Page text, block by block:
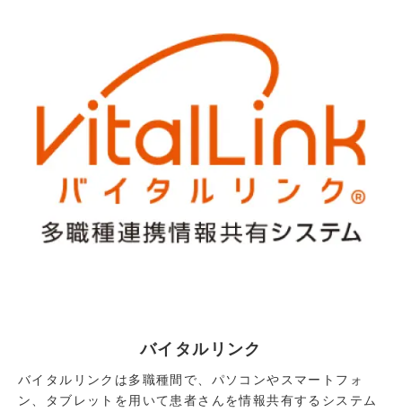
バイタルリンク
バイタルリンクは多職種間で、パソコンやスマートフォ
ン、タブレットを用いて患者さんを情報共有するシステム